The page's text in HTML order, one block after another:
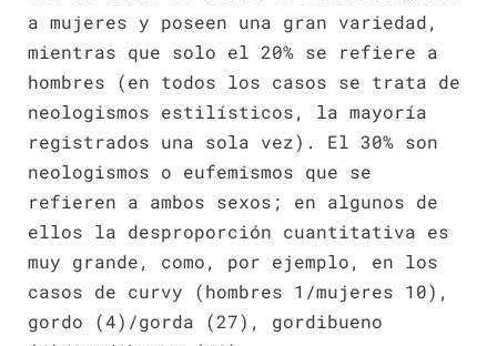
a mujeres y poseen una gran variedad,
mientras que solo el 20% se refiere a
hombres (en todos los casos se trata de
neologismos estilísticos, la mayoría
registrados una sola vez). El 30% son
neologismos o eufemismos que se
refieren a ambos sexos; en algunos de
ellos la desproporción cuantitativa es
muy grande, como, por ejemplo, en los
casos de curvy (hombres 1/mujeres 10),
gordo (4)/gorda (27), gordibueno